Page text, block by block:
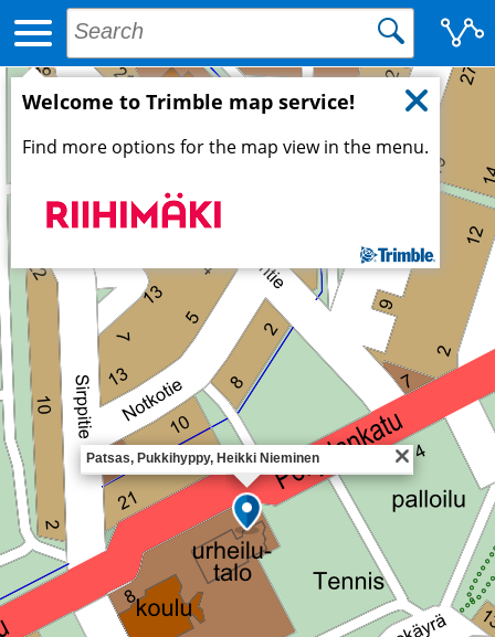
Patsas, Pukkihyppy, Heikki Nieminen
Welcome to Trimble map service!
Find more options for the map view in the menu.